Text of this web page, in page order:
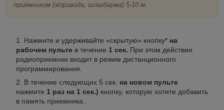
приёмником (э/привода, шлагбаума) 5-10 м.
Нажмите и удерживайте «скрытую» кнопку* на
рабочем пульте в течение 1 сек. При этом действии
радиоприемник входит в режим дистанционного
программирования.
В течение следующих 5 сек. на новом пульте
нажмите 1 раз на 1 сек.) кнопку, которую хотите добавить
в память приемника.